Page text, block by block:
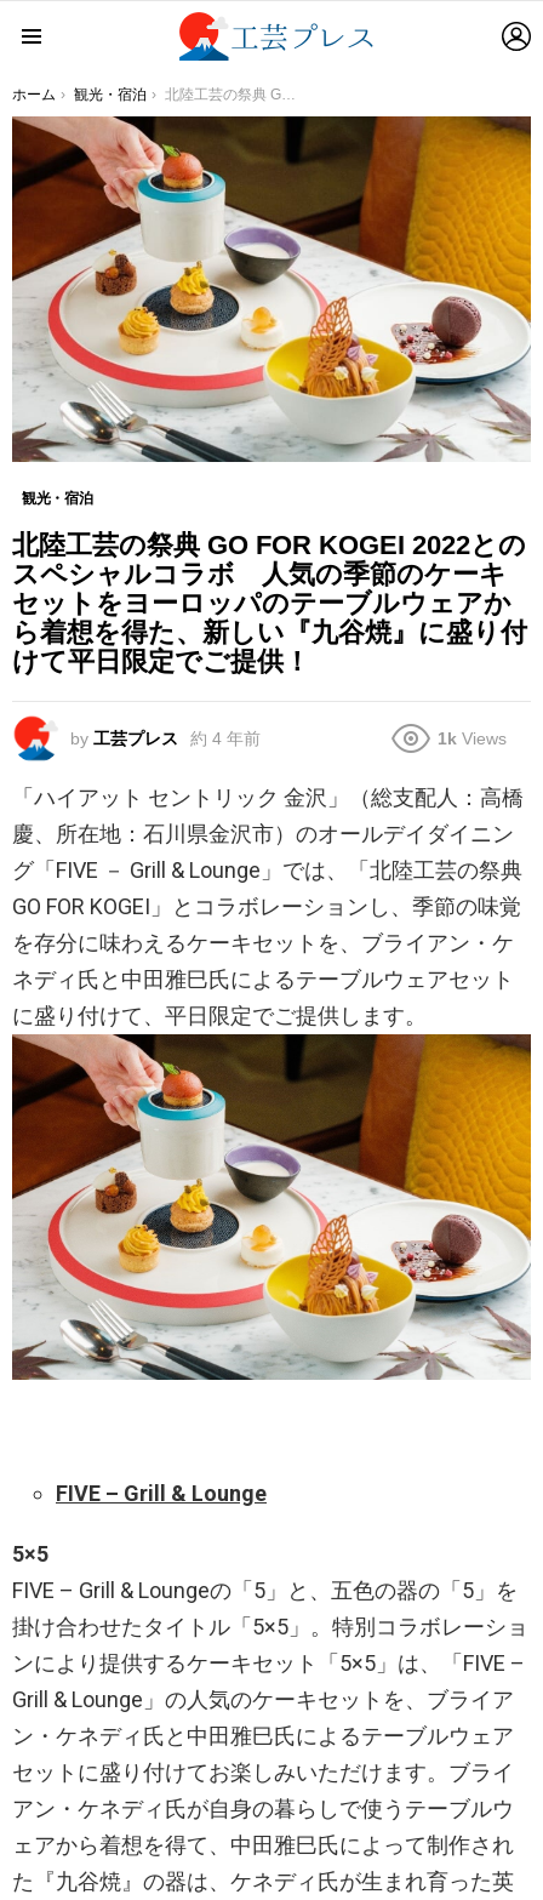
You are here:
ホーム 観光・宿泊 北陸工芸の祭典 GO FOR KOGEI 2022とのスペシャルコラボ 人気の季節のケーキセットをヨーロッパのテーブルウェアから着想を得た、新しい『九谷焼』に盛り付けて平日限定でご提供！
観光・宿泊
北陸工芸の祭典 GO FOR KOGEI 2022との
スペシャルコラボ 人気の季節のケーキ
セットをヨーロッパのテーブルウェアか
ら着想を得た、新しい『九谷焼』に盛り付
けて平日限定でご提供！
by 工芸プレス 約 4 年前 1k Views
「ハイアット セントリック 金沢」（総支配人：高橋
慶、所在地：石川県金沢市）のオールデイダイニン
グ「FIVE － Grill & Lounge」では、「北陸工芸の祭典
GO FOR KOGEI」とコラボレーションし、季節の味覚
を存分に味わえるケーキセットを、ブライアン・ケ
ネディ氏と中田雅巳氏によるテーブルウェアセット
に盛り付けて、平日限定でご提供します。
FIVE – Grill & Lounge
5×5
FIVE – Grill & Loungeの「5」と、五色の器の「5」を
掛け合わせたタイトル「5×5」。特別コラボレーショ
ンにより提供するケーキセット「5×5」は、「FIVE –
Grill & Lounge」の人気のケーキセットを、ブライア
ン・ケネディ氏と中田雅巳氏によるテーブルウェア
セットに盛り付けてお楽しみいただけます。ブライ
アン・ケネディ氏が自身の暮らしで使うテーブルウ
ェアから着想を得て、中田雅巳氏によって制作され
た『九谷焼』の器は、ケネディ氏が生まれ育った英